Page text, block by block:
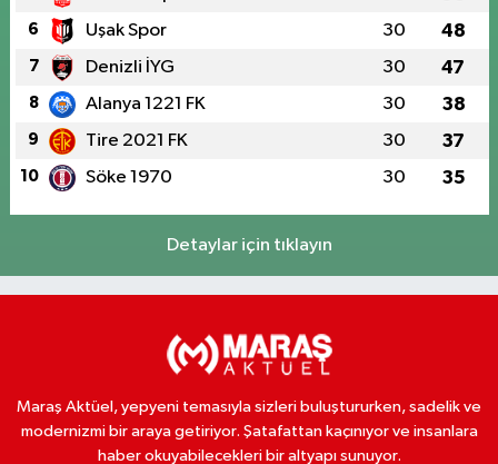
6 Uşak Spor 30 48
7 Denizli İYG 30 47
8 Alanya 1221 FK 30 38
9 Tire 2021 FK 30 37
10 Söke 1970 30 35
Detaylar için tıklayın
Maraş Aktüel, yepyeni temasıyla sizleri buluştururken, sadelik ve
modernizmi bir araya getiriyor. Şatafattan kaçınıyor ve insanlara
haber okuyabilecekleri bir altyapı sunuyor.